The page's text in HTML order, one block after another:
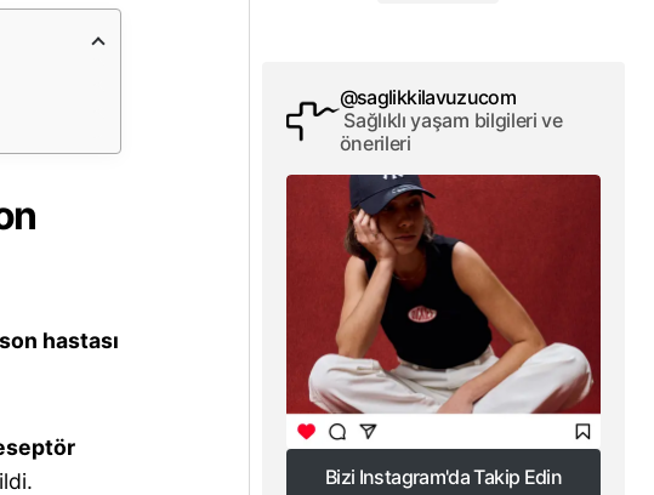
hastası
@saglikkilavuzucom
Sağlıklı yaşam bilgileri ve
önerileri
Bizi Instagram'da Takip Edin